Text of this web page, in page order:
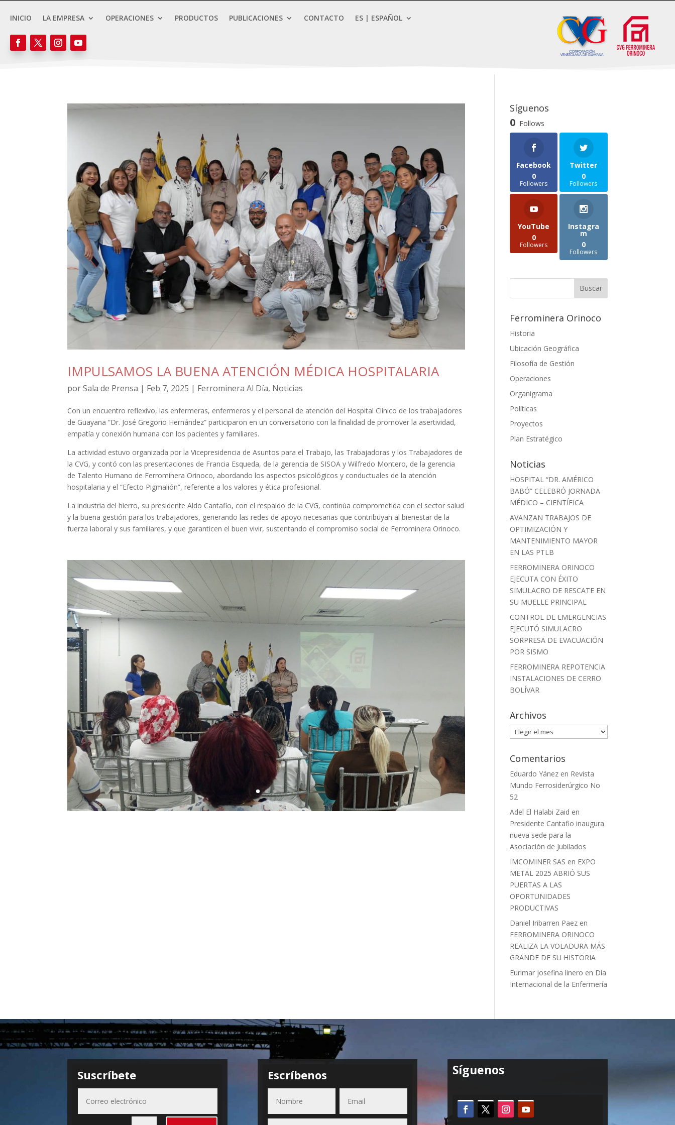
INICIO LA EMPRESA OPERACIONES PRODUCTOS PUBLICACIONES CONTACTO ES | ESPAÑOL
IMPULSAMOS LA BUENA ATENCIÓN MÉDICA HOSPITALARIA
porSala de Prensa | Feb 7, 2025 | Ferrominera Al Día, Noticias
Con un encuentro reflexivo, las enfermeras, enfermeros y el personal de atención del Hospital Clínico de los trabajadores
de Guayana “Dr. José Gregorio Hernández” participaron en un conversatorio con la finalidad de promover la asertividad,
empatía y conexión humana con los pacientes y familiares.
La actividad estuvo organizada por la Vicepresidencia de Asuntos para el Trabajo, las Trabajadoras y los Trabajadores de
la CVG, y contó con las presentaciones de Francia Esqueda, de la gerencia de SISOA y Wilfredo Montero, de la gerencia
de Talento Humano de Ferrominera Orinoco, abordando los aspectos psicológicos y conductuales de la atención
hospitalaria y el “Efecto Pigmalión”, referente a los valores y ética profesional.
La industria del hierro, su presidente Aldo Cantafio, con el respaldo de la CVG, continúa comprometida con el sector salud
y la buena gestión para los trabajadores, generando las redes de apoyo necesarias que contribuyan al bienestar de la
fuerza laboral y sus familiares, y que garanticen el buen vivir, sustentando el compromiso social de Ferrominera Orinoco.
Síguenos
0 Follows
Facebook
0
Followers
Twitter
0
Followers
YouTube
0
Followers
Instagra
m
0
Followers
Ferrominera Orinoco
Historia
Ubicación Geográfica
Filosofía de Gestión
Operaciones
Organigrama
Políticas
Proyectos
Plan Estratégico
Noticias
HOSPITAL “DR. AMÉRICO
BABÓ” CELEBRÓ JORNADA
MÉDICO – CIENTÍFICA
AVANZAN TRABAJOS DE
OPTIMIZACIÓN Y
MANTENIMIENTO MAYOR
EN LAS PTLB
FERROMINERA ORINOCO
EJECUTA CON ÉXITO
SIMULACRO DE RESCATE EN
SU MUELLE PRINCIPAL
CONTROL DE EMERGENCIAS
EJECUTÓ SIMULACRO
SORPRESA DE EVACUACIÓN
POR SISMO
FERROMINERA REPOTENCIA
INSTALACIONES DE CERRO
BOLÍVAR
Archivos
Archivos
Comentarios
Eduardo Yánez en Revista
Mundo Ferrosiderúrgico No
52
Adel El Halabi Zaid en
Presidente Cantafio inaugura
nueva sede para la
Asociación de Jubilados
IMCOMINER SAS en EXPO
METAL 2025 ABRIÓ SUS
PUERTAS A LAS
OPORTUNIDADES
PRODUCTIVAS
Daniel Iribarren Paez en
FERROMINERA ORINOCO
REALIZA LA VOLADURA MÁS
GRANDE DE SU HISTORIA
Eurimar josefina linero en Día
Internacional de la Enfermería
Suscríbete Escríbenos Síguenos